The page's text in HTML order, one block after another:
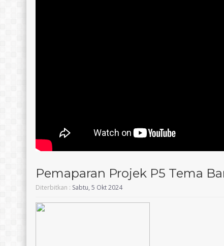
Pemaparan Projek P5 Tema
Diterbitkan : Sabtu, 5 Okt 2024